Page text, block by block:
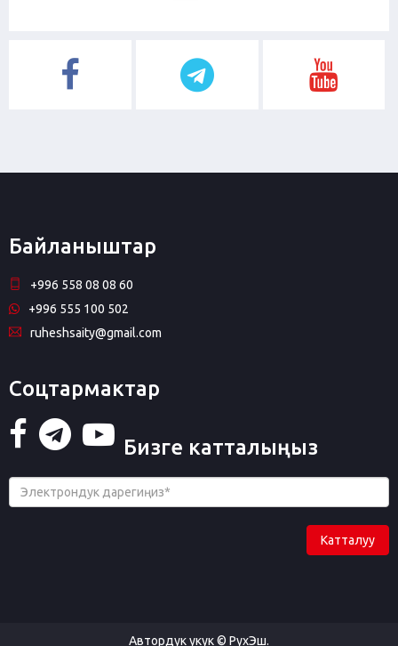
Байланыштар
+996 558 08 08 60
+996 555 100 502
ruheshsaity@gmail.com
Соцтармактар
Бизге катталыңыз
Катталуу
Автордук укук © РухЭш.